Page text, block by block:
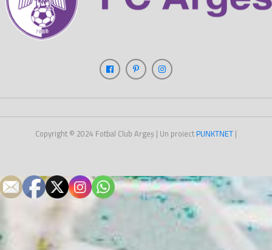
Copyright © 2024 Fotbal Club Argeș | Un proiect PUNKTNET |